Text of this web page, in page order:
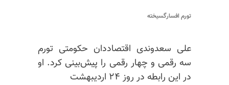
تورم افسارگسیخته
علی سعدوندی اقتصاددان حکومتی تورم
سه رقمی و چهار رقمی را پیش‌بینی کرد. او
در این رابطه در روز ۲۴ اردیبهشت